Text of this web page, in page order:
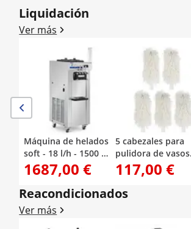
Liquidación
Ver más
Máquina de helados
soft - 18 l/h - 1500 W -
2 sabores + mezcla de
ambos - pre-
enfriamiento - Royal
Catering
1687,00 €
5 cabezales para
pulidora de vasos
RCGP-2.0A
117,00 €
Reacondicionados
Ver más